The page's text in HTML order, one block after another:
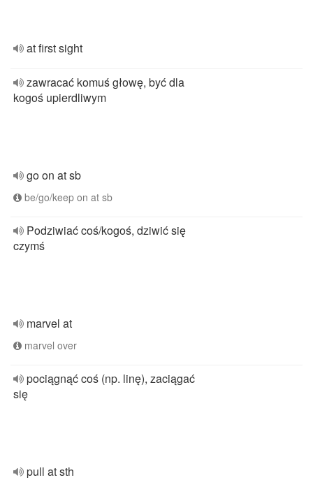
at first sight
zawracać komuś głowę, być dla
kogoś upierdliwym
go on at sb
be/go/keep on at sb
Podziwiać coś/kogoś, dziwić się
czymś
marvel at
marvel over
pociągnąć coś (np. linę), zaciągać
się
pull at sth